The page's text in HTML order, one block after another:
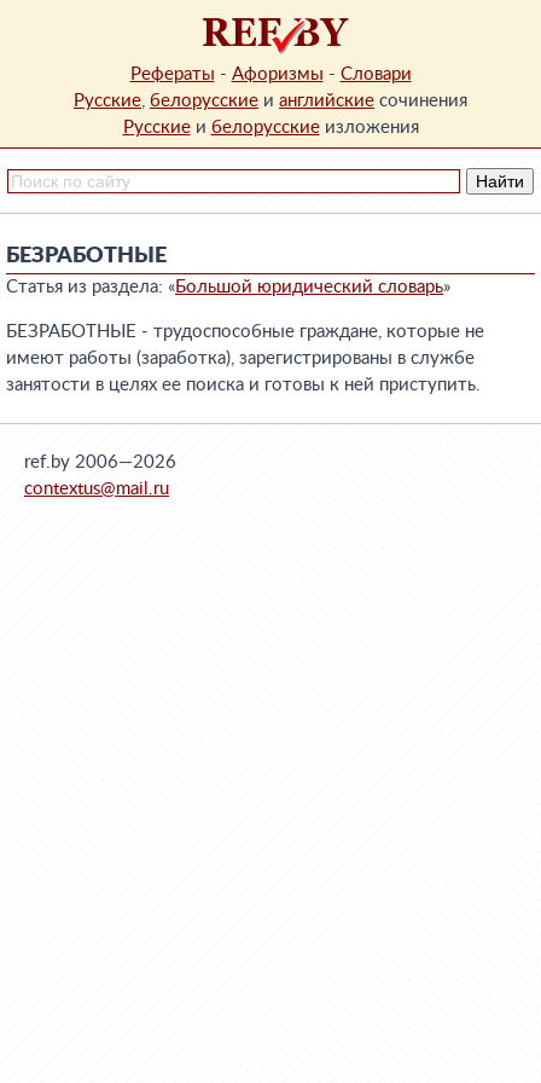
Рефераты - Афоризмы - Словари
Русские, белорусские и английские сочинения
Русскиеи белорусскиеизложения
БЕЗРАБОТНЫЕ
Статья из раздела: «Большой юридический словарь»
БЕЗРАБОТНЫЕ - трудоспособные граждане, которые не
имеют работы (заработка), зарегистрированы в службе
занятости в целях ее поиска и готовы к ней приступить.
ref.by 2006—2026
contextus@mail.ru